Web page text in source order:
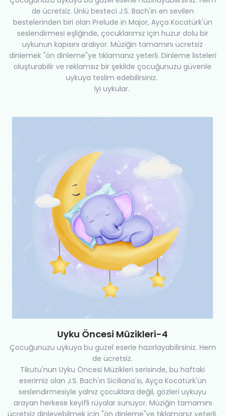
de ücretsiz. Ünlü besteci J.S. Bach'ın en sevilen
bestelerinden biri olan Prelude in Major, Ayça Kocatürk'ün
seslendirmesi eşliğinde, çocuklarımız için huzur dolu bir
uykunun kapısını aralıyor. Müziğin tamamını ücretsiz
dinlemek "ön dinleme"ye tıklamanız yeterli. Dinleme listeleri
oluşturabilir ve reklamsız bir şekilde çocuğunuzu güvenle
uykuya teslim edebilirsiniz.
İyi uykular.
Uyku Öncesi Müzikleri-4
Çocuğunuzu uykuya bu güzel eserle hazırlayabilirsiniz. Hem
de ücretsiz.
Tikutu'nun Uyku Öncesi Müzikleri serisinde, bu haftaki
eserimiz olan J.S. Bach'ın Siciliana'sı, Ayça Kocatürk'ün
seslendirmesiyle yalnız çocuklara değil, gözleri uykuyu
arayan herkese keyifli rüyalar sunuyor. Müziğin tamamını
ücretsiz dinleyebilmek için "ön dinleme"ye tıklamanız yeterli.